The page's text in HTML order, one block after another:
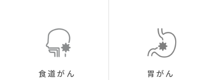
食道がん 胃がん